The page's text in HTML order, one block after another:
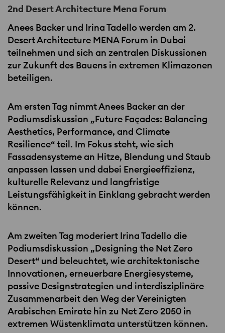
2nd Desert Architecture Mena Forum
Anees Backer und Irina Tadello werden am 2.
Desert Architecture MENAForum in Dubai
teilnehmen und sich an zentralen Diskussionen
zur Zukunft des Bauens in extremen Klimazonen
beteiligen.
Am ersten Tag nimmt Anees Backer an der
Podiumsdiskussion „Future Façades: Balancing
Aesthetics, Performance, and Climate
Resilience“ teil. Im Fokus steht, wie sich
Fassadensysteme an Hitze, Blendung und Staub
anpassen lassen und dabei Energieeffizienz,
kulturelle Relevanz und langfristige
Leistungsfähigkeit in Einklang gebracht werden
können.
Am zweiten Tag moderiert Irina Tadello die
Podiumsdiskussion „Designing the Net Zero
Desert“ und beleuchtet, wie architektonische
Innovationen, erneuerbare Energiesysteme,
passive Designstrategien und interdisziplinäre
Zusammenarbeit den Weg der Vereinigten
Arabischen Emirate hin zu Net Zero 2050 in
extremen Wüstenklimata unterstützen können.